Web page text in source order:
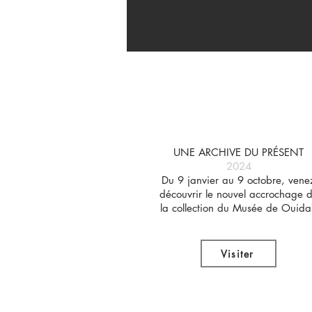
UNE ARCHIVE DU PRÉSENT
2024
Du 9 janvier au 9 octobre,
découvrir le nouvel accrochage
la collection du Musée de
Visiter